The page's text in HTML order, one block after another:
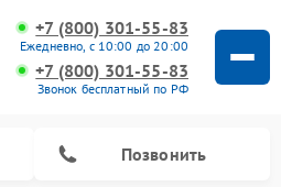
+7 (800) 301-55-83
Ежедневно, с 10:00 до 20:00
+7 (800) 301-55-83
Звонок бесплатный по РФ
Позвонить